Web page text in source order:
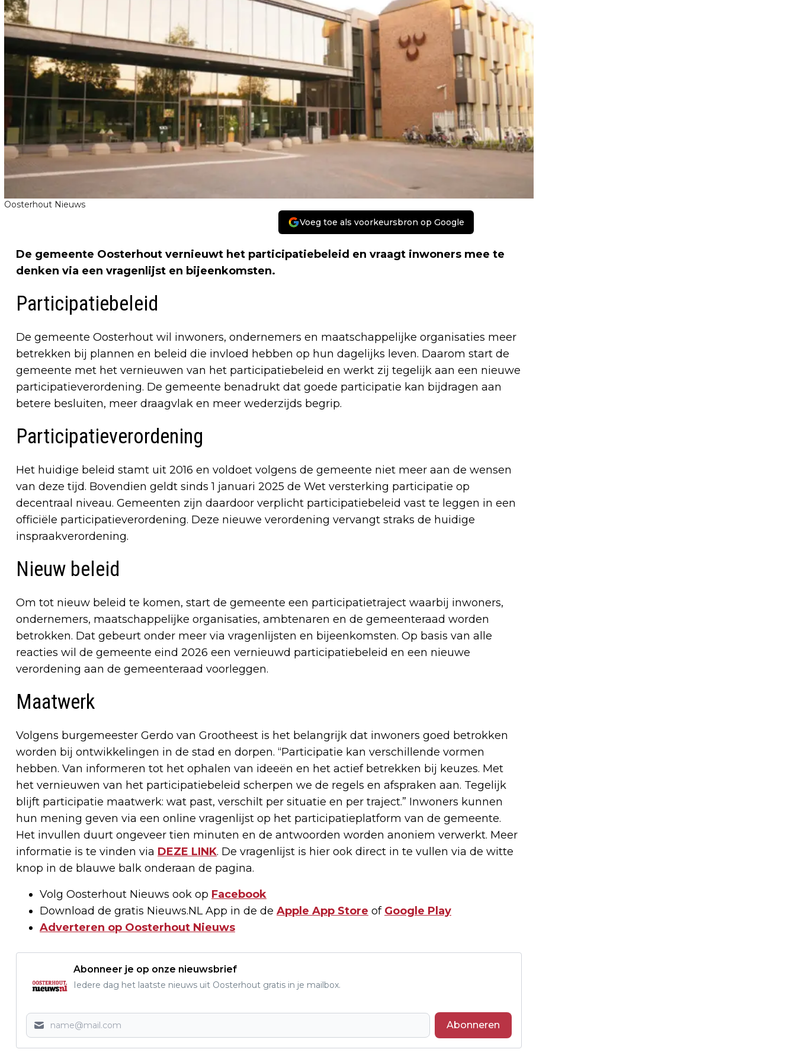
Oosterhout Nieuws
Voeg toe als voorkeursbron op Google
De gemeente Oosterhout vernieuwt het participatiebeleid en vraagt inwoners mee te
denken via een vragenlijst en bijeenkomsten.
Participatiebeleid
De gemeente Oosterhout wil inwoners, ondernemers en maatschappelijke organisaties meer
betrekken bij plannen en beleid die invloed hebben op hun dagelijks leven. Daarom start de
gemeente met het vernieuwen van het participatiebeleid en werkt zij tegelijk aan een nieuwe
participatieverordening. De gemeente benadrukt dat goede participatie kan bijdragen aan
betere besluiten, meer draagvlak en meer wederzijds begrip.
Participatieverordening
Het huidige beleid stamt uit 2016 en voldoet volgens de gemeente niet meer aan de wensen
van deze tijd. Bovendien geldt sinds 1 januari 2025 de Wet versterking participatie op
decentraal niveau. Gemeenten zijn daardoor verplicht participatiebeleid vast te leggen in een
officiële participatieverordening. Deze nieuwe verordening vervangt straks de huidige
inspraakverordening.
Nieuw beleid
Om tot nieuw beleid te komen, start de gemeente een participatietraject waarbij inwoners,
ondernemers, maatschappelijke organisaties, ambtenaren en de gemeenteraad worden
betrokken. Dat gebeurt onder meer via vragenlijsten en bijeenkomsten. Op basis van alle
reacties wil de gemeente eind 2026 een vernieuwd participatiebeleid en een nieuwe
verordening aan de gemeenteraad voorleggen.
Maatwerk
Volgens burgemeester Gerdo van Grootheest is het belangrijk dat inwoners goed betrokken
worden bij ontwikkelingen in de stad en dorpen. “Participatie kan verschillende vormen
hebben. Van informeren tot het ophalen van ideeën en het actief betrekken bij keuzes. Met
het vernieuwen van het participatiebeleid scherpen we de regels en afspraken aan. Tegelijk
blijft participatie maatwerk: wat past, verschilt per situatie en per traject.” Inwoners kunnen
hun mening geven via een online vragenlijst op het participatieplatform van de gemeente.
Het invullen duurt ongeveer tien minuten en de antwoorden worden anoniem verwerkt. Meer
informatie is te vinden via DEZE LINK. De vragenlijst is hier ook direct in te vullen via de witte
knop in de blauwe balk onderaan de pagina.
Volg Oosterhout Nieuws ook op Facebook
Download de gratis Nieuws.NL App in de de Apple App Store of Google Play
Adverteren op Oosterhout Nieuws
Abonneer je op onze nieuwsbrief
Iedere dag het laatste nieuws uit Oosterhout gratis in je mailbox.
Abonneren